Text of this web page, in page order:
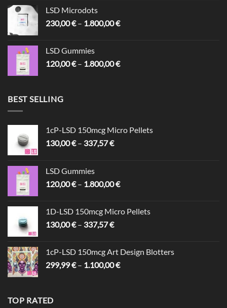
LSD Microdots
230,00€ – 1.800,00€Preisspanne:
LSD Gummies
120,00€ – 1.800,00€Preisspanne:
BEST SELLING
1cP-LSD 150mcg Micro Pellets
130,00€ – 337,57€Preisspanne:
LSD Gummies
120,00€ – 1.800,00€Preisspanne:
1.800,00 €
1D-LSD 150mcg Micro Pellets
130,00€ – 337,57€Preisspanne:
337,57 €
1cP-LSD 150mcg Art Design Blotters
299,99€ – 1.100,00€Preisspanne:
TOP RATED